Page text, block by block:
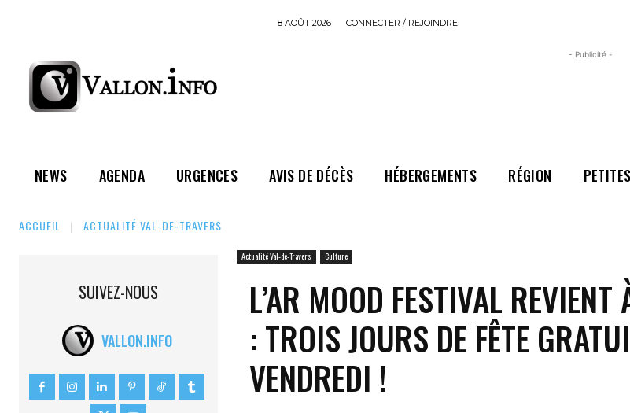
8 AOÛT 2026 CONNECTER / REJOINDRE
- Publicité -
NEWS AGENDA URGENCES AVIS DE DÉCÈS HÉBERGEMENTS RÉGION
ACCUEIL ACTUALITÉ VAL-DE-TRAVERS
SUIVEZ-NOUS
VALLON.INFO
Actualité Val-de-Travers Culture
L’AR MOOD FESTIVAL REVIENT
: TROIS JOURS DE FÊTE
VENDREDI !